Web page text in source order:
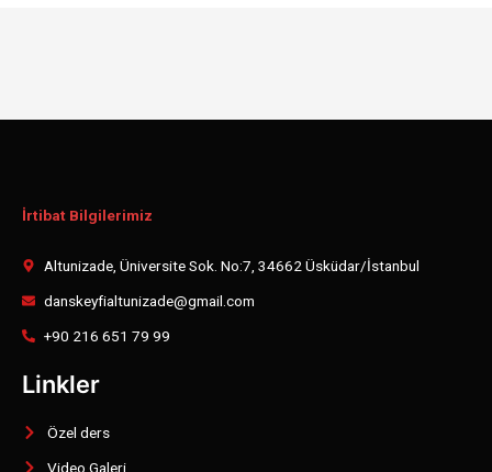
İrtibat Bilgilerimiz
Altunizade, Üniversite Sok. No:7, 34662 Üsküdar/İstanbul
danskeyfialtunizade@gmail.com
+90 216 651 79 99
Linkler
Özel ders
Video Galeri